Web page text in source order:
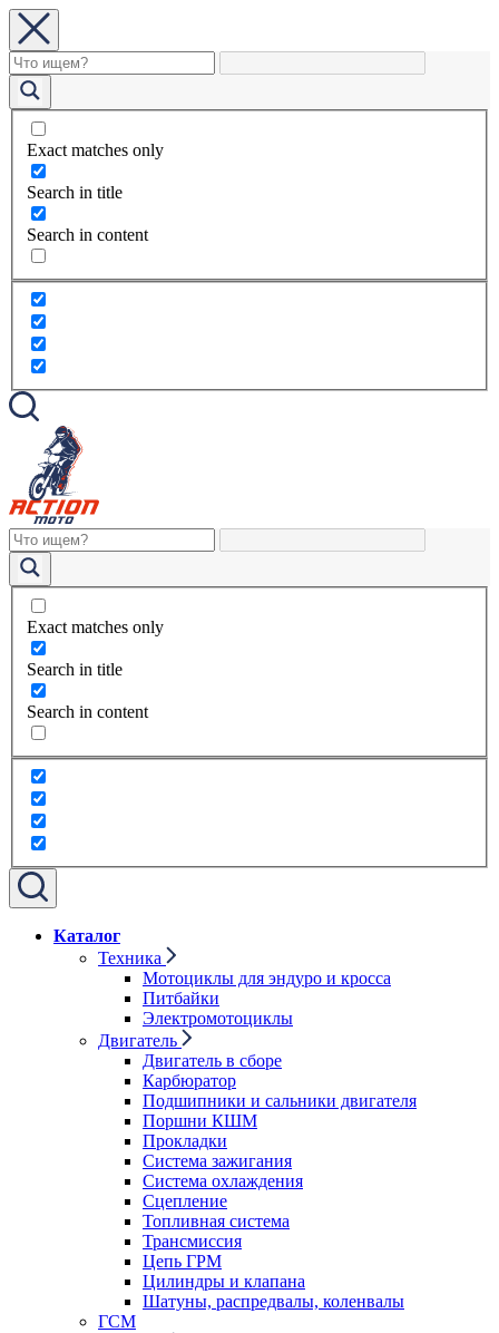
Exact matches only
Search in title
Search in content
Exact matches only
Search in title
Search in content
Каталог
Техника
Мотоциклы для эндуро и кросса
Питбайки
Электромотоциклы
Двигатель
Двигатель в сборе
Карбюратор
Подшипники и сальники двигателя
Поршни КШМ
Прокладки
Система зажигания
Система охлаждения
Сцепление
Топливная система
Трансмиссия
Цепь ГРМ
Цилиндры и клапана
Шатуны, распредвалы, коленвалы
ГСМ